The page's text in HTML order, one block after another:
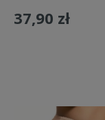
37,90 zł